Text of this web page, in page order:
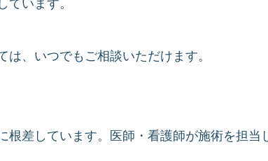
います。
、いつでもご相談いただけます。
差しています。医師・看護師が施術を担当